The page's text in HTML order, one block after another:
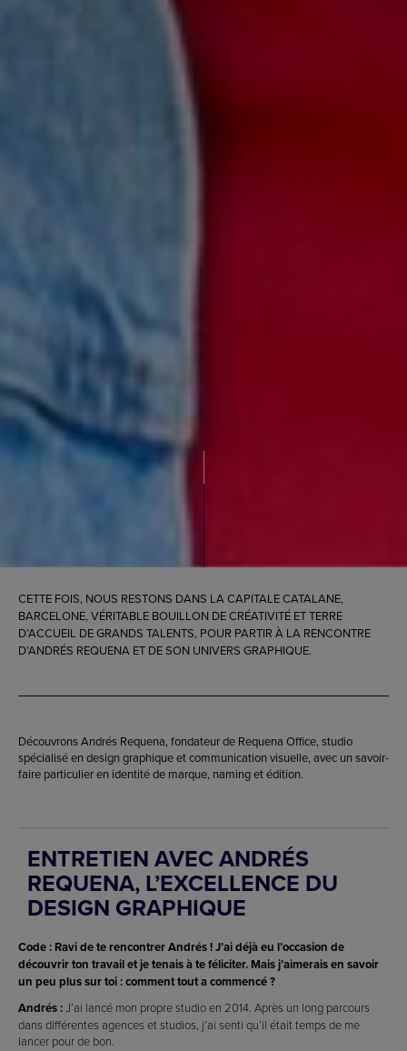
CETTE FOIS, NOUS RESTONS DANS LA CAPITALE CATALANE,
BARCELONE, VÉRITABLE BOUILLON DE CRÉATIVITÉ ET TERRE
D’ACCUEIL DE GRANDS TALENTS, POUR PARTIR À LA RENCONTRE
D’ANDRÉS REQUENA ET DE SON UNIVERS GRAPHIQUE.
Découvrons Andrés Requena, fondateur de Requena Office, studio
spécialisé en design graphique et communication visuelle, avec un savoir-
faire particulier en identité de marque, naming et édition.
ENTRETIEN AVEC ANDRÉS
REQUENA, L’EXCELLENCE DU
DESIGN GRAPHIQUE
Code : Ravi de te rencontrer Andrés ! J’ai déjà eu l’occasion de
découvrir ton travail et je tenais à te féliciter. Mais j’aimerais en savoir
un peu plus sur toi : comment tout a commencé ?
Andrés :J’ai lancé mon propre studio en 2014. Après un long parcours
dans différentes agences et studios, j’ai senti qu’il était temps de me
lancer pour de bon.